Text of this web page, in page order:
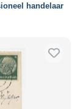
handelaar